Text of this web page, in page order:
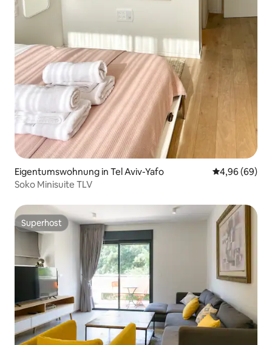
Eigentumswohnung in Tel Aviv-Yafo
4,96 (69)
Soko Minisuite TLV
Superhost
Superhost